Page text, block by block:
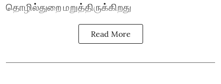
தொழில்துறை மறுத்திருக்கிறது
Read More